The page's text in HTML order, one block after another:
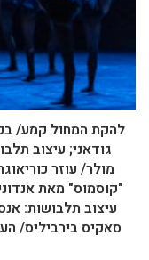
להקת המחול קמע/
גודאני; עיצוב
מולר/ עוזר
"קוסמוס" מאת
עיצוב תלבושות:
סאקיס בירביליס/